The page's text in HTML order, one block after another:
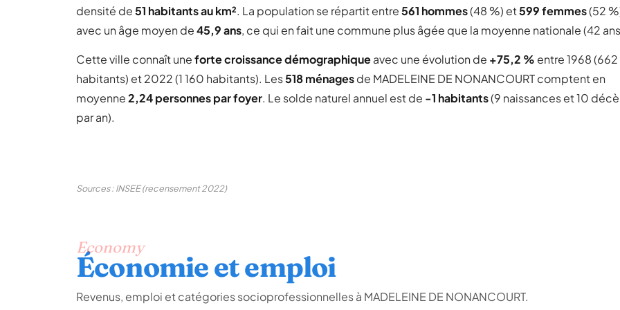
densité de51 habitants au km². La population se répartit entre561 hommes(48 %) et599 femmes(52
avec un âge moyen de45,9 ans, ce qui en fait une commune plus âgée que la moyenne nationale (42
Cette ville connaît uneforte croissance démographiqueavec une évolution de +75,2 % entre 1968 (662
habitants) et 2022 (1 160 habitants). Les518 ménagesde MADELEINE DE NONANCOURT comptent en
moyenne2,24 personnes par foyer. Le solde naturel annuel est de -1 habitants(9 naissances et 10
par an).
Sources : INSEE (recensement 2022)
Economy
Économie et emploi
Revenus, emploi et catégories socioprofessionnelles à MADELEINE DE NONANCOURT.